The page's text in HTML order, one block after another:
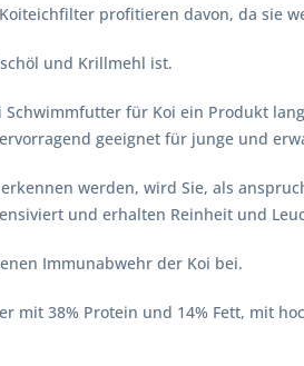
profitieren davon, da sie
und Krillmehl ist.
für Koi ein Produkt
geeignet für junge und
werden, wird Sie, als
und erhalten Reinheit und
Immunabwehr der Koi bei.
mit 38% Protein und 14% Fett, mit